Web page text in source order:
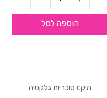
הוספה לסל
מיקס סוכריות גלקסיה